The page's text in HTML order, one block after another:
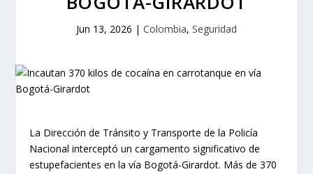
Jun 13, 2026 | Colombia, Seguridad
La Dirección de Tránsito y Transporte de la Policía
Nacional interceptó un cargamento significativo de
estupefacientes en la vía Bogotá-Girardot. Más de 370